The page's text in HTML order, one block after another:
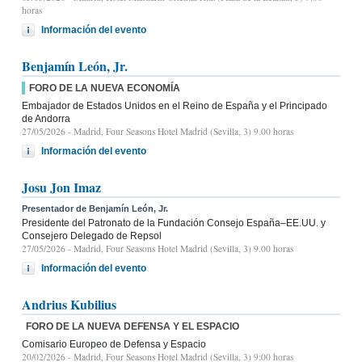
horas
Información del evento
Benjamín León, Jr.
FORO DE LA NUEVA ECONOMÍA
Embajador de Estados Unidos en el Reino de España y el Principado
de Andorra
27/05/2026 - Madrid, Four Seasons Hotel Madrid (Sevilla, 3) 9.00 horas
Información del evento
Josu Jon Imaz
Presentador de Benjamín León, Jr.
Presidente del Patronato de la Fundación Consejo España–EE.UU. y
Consejero Delegado de Repsol
27/05/2026 - Madrid, Four Seasons Hotel Madrid (Sevilla, 3) 9.00 horas
Información del evento
Andrius Kubilius
FORO DE LA NUEVA DEFENSA Y EL ESPACIO
Comisario Europeo de Defensa y Espacio
20/02/2026 - Madrid, Four Seasons Hotel Madrid (Sevilla, 3) 9:00 horas